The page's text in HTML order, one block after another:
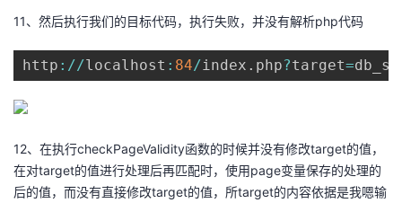
11、然后执行我们的目标代码，执行失败，并没有解析php代码
http : //localhost : 84/index . php?target=
12、在执行checkPageValidity函数的时候并没有修改target的值，
在对target的值进行处理后再匹配时，使用page变量保存的处理的
后的值，而没有直接修改target的值，所target的内容依据是我嗯输